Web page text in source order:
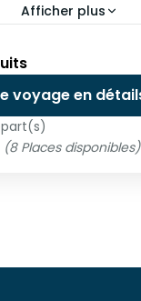
Afficher plus
du Sud à
Causse et
au départ
garrigues,
voyage en
(8 Places disponibles)